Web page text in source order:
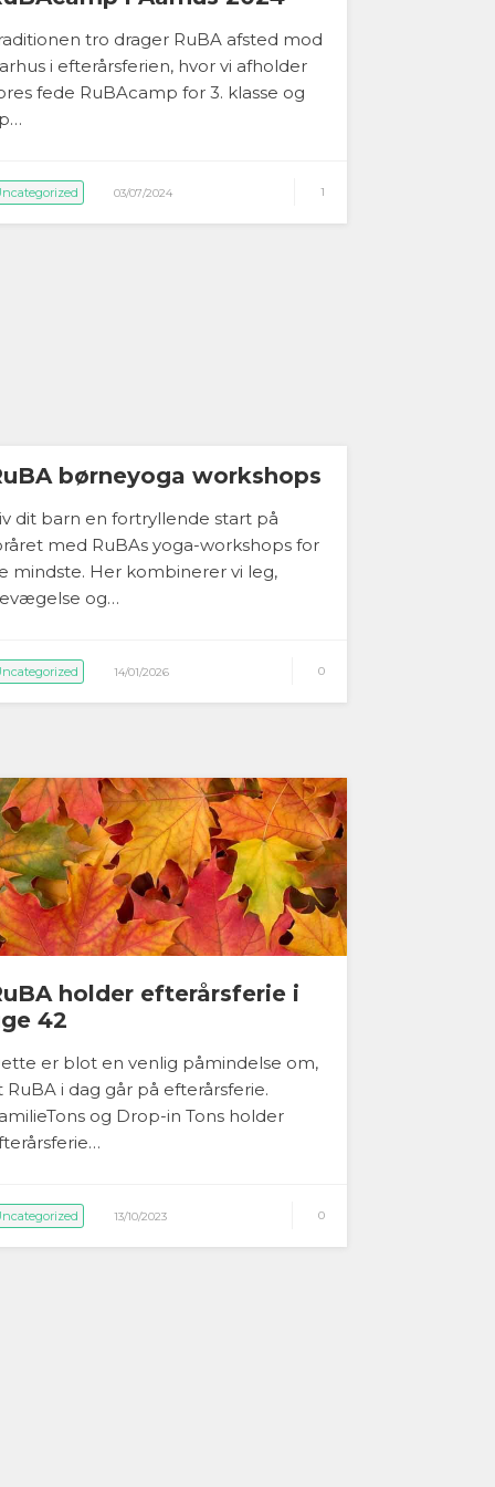
tro drager RuBA afsted mod
i efterårsferien, hvor vi afholder
fede RuBAcamp for 3. klasse og
03/07/2024 1
børneyoga workshops
dit barn en fortryllende start på
med RuBAs yoga-workshops for
mindste. Her kombinerer vi leg,
og…
14/01/2026 0
holder efterårsferie i
42
er blot en venlig påmindelse om,
RuBA i dag går på efterårsferie.
og Drop-in Tons holder
13/10/2023 0